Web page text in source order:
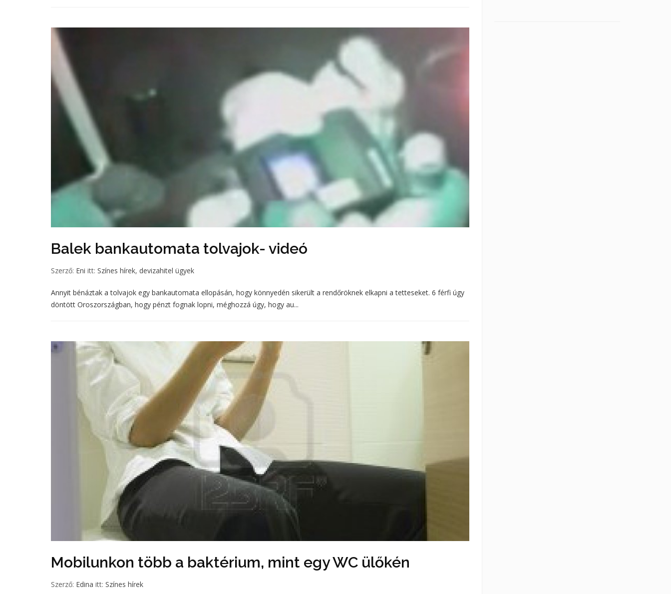
Balek bankautomata tolvajok- videó
Szerző: Eni itt: Színes hírek, devizahitel ügyek
Annyit bénáztak a tolvajok egy bankautomata ellopásán, hogy könnyedén sikerült a rendőröknek elkapni a tetteseket. 6 férfi úgy
döntött Oroszországban, hogy pénzt fognak lopni, méghozzá úgy, hogy au...
Mobilunkon több a baktérium, mint egy WC ülőkén
Szerző: Edina itt: Színes hírek